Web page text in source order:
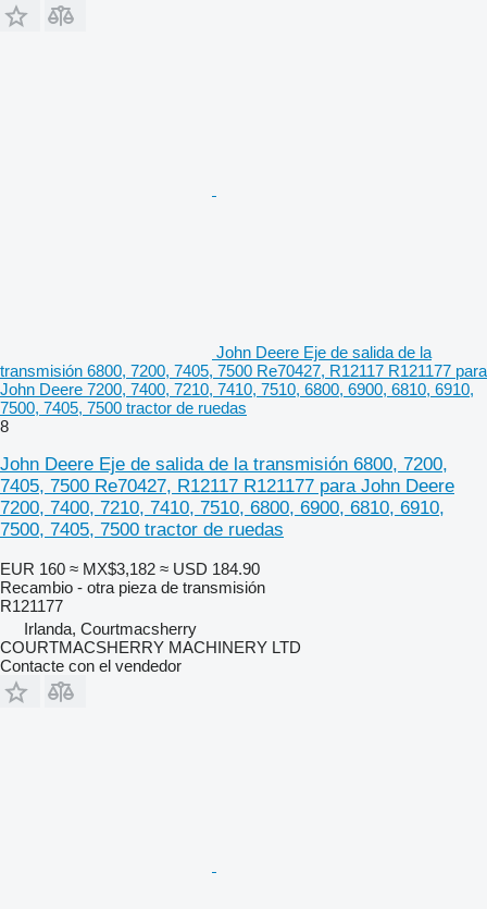
John Deere Eje de salida de la
transmisión 6800, 7200, 7405, 7500 Re70427, R12117 R121177 para
John Deere 7200, 7400, 7210, 7410, 7510, 6800, 6900, 6810, 6910,
7500, 7405, 7500 tractor de ruedas
8
John Deere Eje de salida de la transmisión 6800, 7200,
7405, 7500 Re70427, R12117 R121177 para John Deere
7200, 7400, 7210, 7410, 7510, 6800, 6900, 6810, 6910,
7500, 7405, 7500 tractor de ruedas
EUR 160 ≈ MX$3,182 ≈ USD 184.90
Recambio - otra pieza de transmisión
R121177
Irlanda, Courtmacsherry
COURTMACSHERRY MACHINERY LTD
Contacte con el vendedor